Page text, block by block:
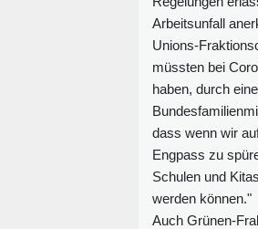
Arbeitsunfall
Unions-
müssten bei
haben, durch
dass wenn wir
Engpass zu
Schulen und
werden können."
Auch Grünen-